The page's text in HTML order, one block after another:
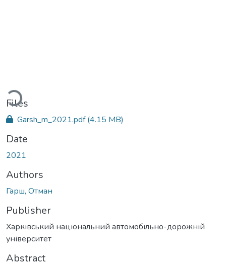
Files
Garsh_m_2021.pdf(4.15 MB)
Date
2021
Authors
Гарш, Отман
Publisher
Харківський національний автомобільно-дорожній
університет
Abstract